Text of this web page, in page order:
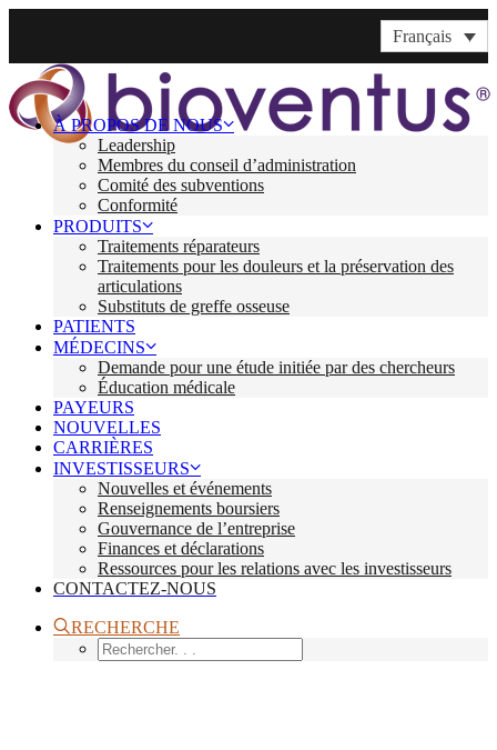
Français
À PROPOS DE NOUS
Leadership
Membres du conseil d’administration
Comité des subventions
Conformité
PRODUITS
Traitements réparateurs
Traitements pour les douleurs et la préservation des
articulations
Substituts de greffe osseuse
PATIENTS
MÉDECINS
Demande pour une étude initiée par des chercheurs
Éducation médicale
PAYEURS
NOUVELLES
CARRIÈRES
INVESTISSEURS
Nouvelles et événements
Renseignements boursiers
Gouvernance de l’entreprise
Finances et déclarations
Ressources pour les relations avec les investisseurs
CONTACTEZ-NOUS
RECHERCHE